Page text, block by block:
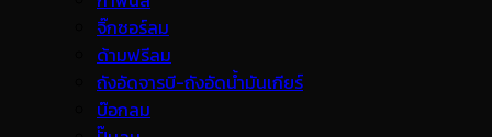
จิ๊กซอร์ลม
ด้ามฟรีลม
ถังอัดจารบี-ถังอัดน้ำมันเกียร์
บ๊อกลม